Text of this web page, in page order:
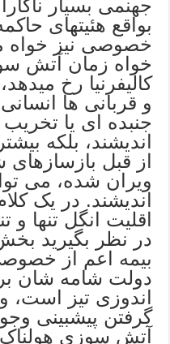
جهنمی بسیار
بواقع هئیتهای
خصوصی نیز خواه
خواه زمان آتش
کالیفرنیا رخ
و قربانی ها
جنبده ای یا
اندیشند، بلکه
از قبل
ویران شده، می
اندیشند. در یک
اقلیت انگل تنها
در نظر بگیرید
بیمه اعم از
دولت شامه شان
اندوزی تیز است،
گرفتن پیشبینی